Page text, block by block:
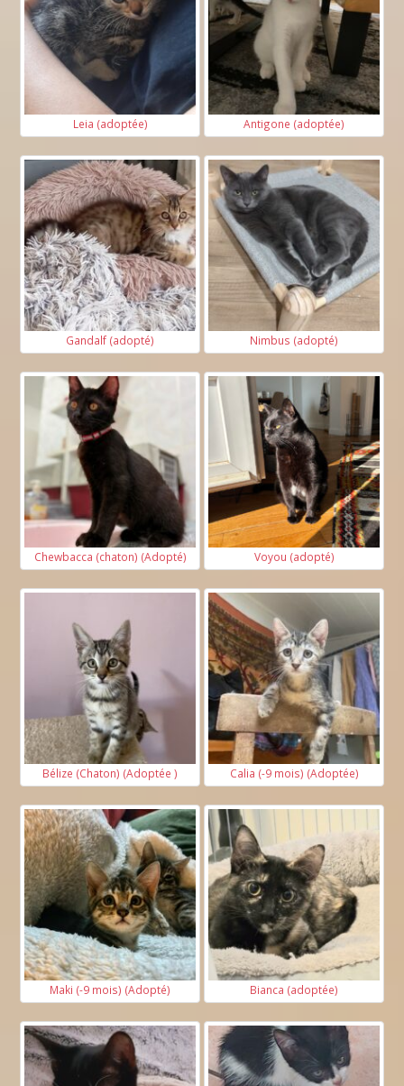
Leia (adoptée) Antigone (adoptée)
Gandalf (adopté) Nimbus (adopté)
Chewbacca (chaton) (Adopté) Voyou (adopté)
Bélize (Chaton) (Adoptée ) Calia (-9 mois) (Adoptée)
Maki (-9 mois) (Adopté) Bianca (adoptée)